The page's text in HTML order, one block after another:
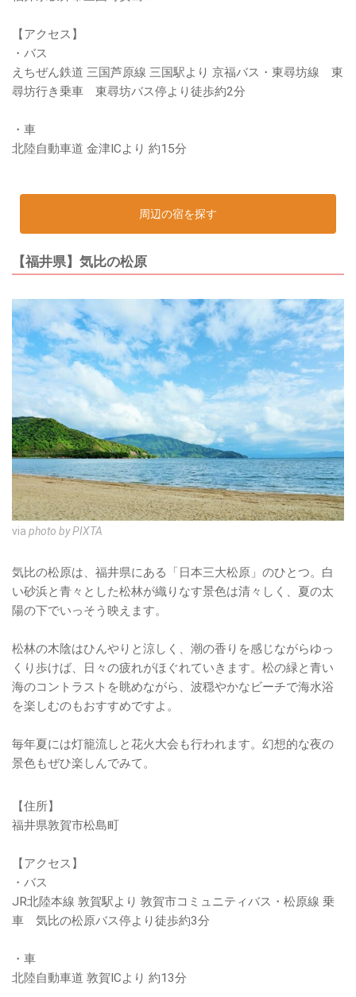
【アクセス】
・バス
えちぜん鉄道 三国芦原線 三国駅より 京福バス・東尋坊線 東
尋坊行き乗車 東尋坊バス停より徒歩約2分
・車
北陸自動車道 金津ICより 約15分
周辺の宿を探す
【福井県】気比の松原
via photo by PIXTA
気比の松原は、福井県にある「日本三大松原」のひとつ。白
い砂浜と青々とした松林が織りなす景色は清々しく、夏の太
陽の下でいっそう映えます。
松林の木陰はひんやりと涼しく、潮の香りを感じながらゆっ
くり歩けば、日々の疲れがほぐれていきます。松の緑と青い
海のコントラストを眺めながら、波穏やかなビーチで海水浴
を楽しむのもおすすめですよ。
毎年夏には灯籠流しと花火大会も行われます。幻想的な夜の
景色もぜひ楽しんでみて。
【住所】
福井県敦賀市松島町
【アクセス】
・バス
JR北陸本線 敦賀駅より 敦賀市コミュニティバス・松原線 乗
車 気比の松原バス停より徒歩約3分
・車
北陸自動車道 敦賀ICより 約13分